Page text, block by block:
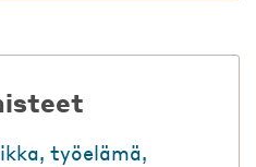
, työelämä,